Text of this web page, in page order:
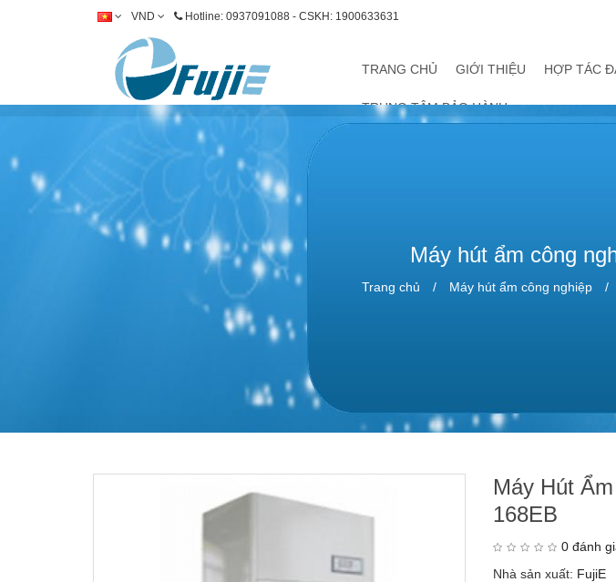
VND Hotline: 0937091088 - CSKH: 1900633631
TRANG CHỦ GIỚI THIỆU HỢP TÁC
TRUNG TÂM BẢO HÀNH
Máy hút ẩm công
Trang chủ Máy hút ẩm công nghiệp
Máy Hút
168EB
0 đánh
Nhà sản xuất: FujiE